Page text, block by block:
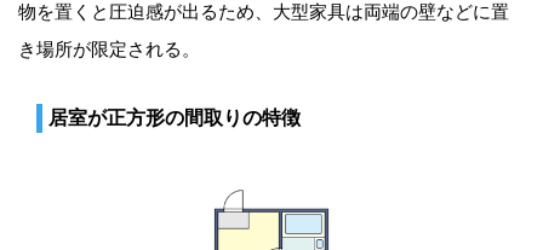
物を置くと圧迫感が出るため、大型家具は両端の壁などに置
き場所が限定される。
居室が正方形の間取りの特徴